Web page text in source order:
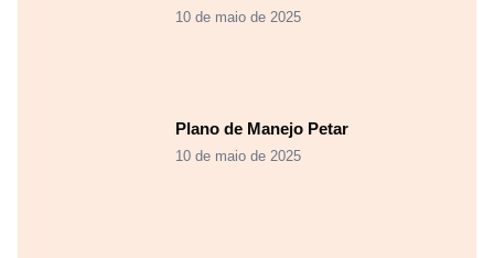
10 de maio de 2025
Plano de Manejo Petar
10 de maio de 2025